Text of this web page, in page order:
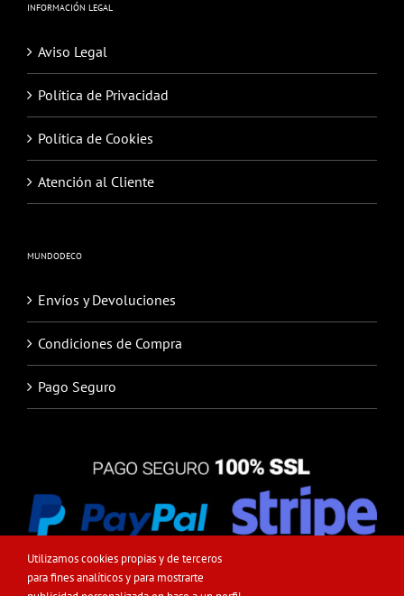
INFORMACIÓN LEGAL
Aviso Legal
Política de Privacidad
Política de Cookies
Atención al Cliente
MUNDODECO
Envíos y Devoluciones
Condiciones de Compra
Pago Seguro
Utilizamos cookies propias y de terceros
para fines analíticos y para mostrarte